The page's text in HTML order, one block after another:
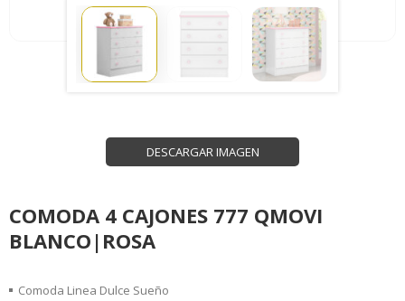
DESCARGAR IMAGEN
COMODA 4 CAJONES 777 QMOVI
BLANCO|ROSA
Comoda Linea Dulce Sueño